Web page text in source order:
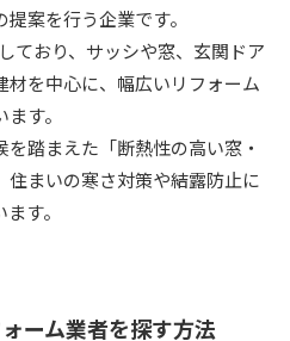
案を行う企業です。
ており、サッシや窓、玄関ドア
材を中心に、幅広いリフォーム
す。
踏まえた「断熱性の高い窓・
住まいの寒さ対策や結露防止に
す。
ーム業者を探す方法